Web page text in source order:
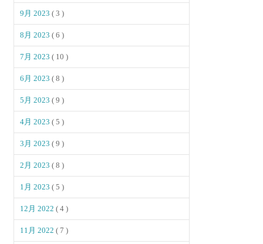
9月 2023( 3 )
8月 2023( 6 )
7月 2023( 10 )
6月 2023( 8 )
5月 2023( 9 )
4月 2023( 5 )
3月 2023( 9 )
2月 2023( 8 )
1月 2023( 5 )
12月 2022( 4 )
11月 2022( 7 )